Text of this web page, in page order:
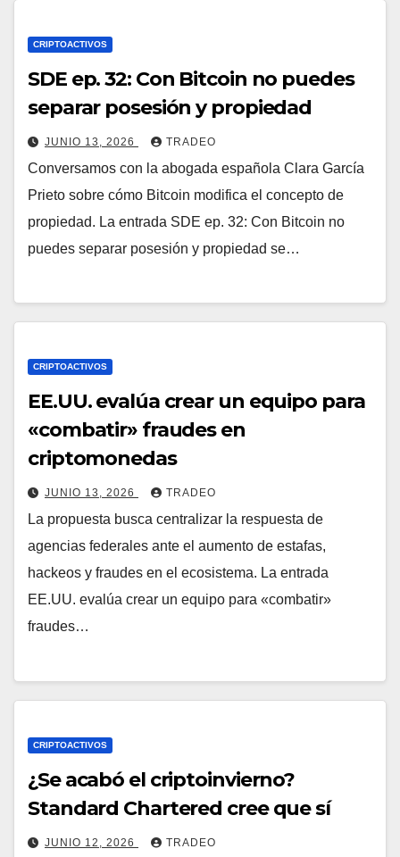
CRIPTOACTIVOS
SDE ep. 32: Con Bitcoin no puedes
separar posesión y propiedad
JUNIO 13, 2026 TRADEO
Conversamos con la abogada española Clara García
Prieto sobre cómo Bitcoin modifica el concepto de
propiedad. La entrada SDE ep. 32: Con Bitcoin no
puedes separar posesión y propiedad se…
CRIPTOACTIVOS
EE.UU. evalúa crear un equipo para
«combatir» fraudes en
criptomonedas
JUNIO 13, 2026 TRADEO
La propuesta busca centralizar la respuesta de
agencias federales ante el aumento de estafas,
hackeos y fraudes en el ecosistema. La entrada
EE.UU. evalúa crear un equipo para «combatir»
fraudes…
CRIPTOACTIVOS
¿Se acabó el criptoinvierno?
Standard Chartered cree que sí
JUNIO 12, 2026 TRADEO